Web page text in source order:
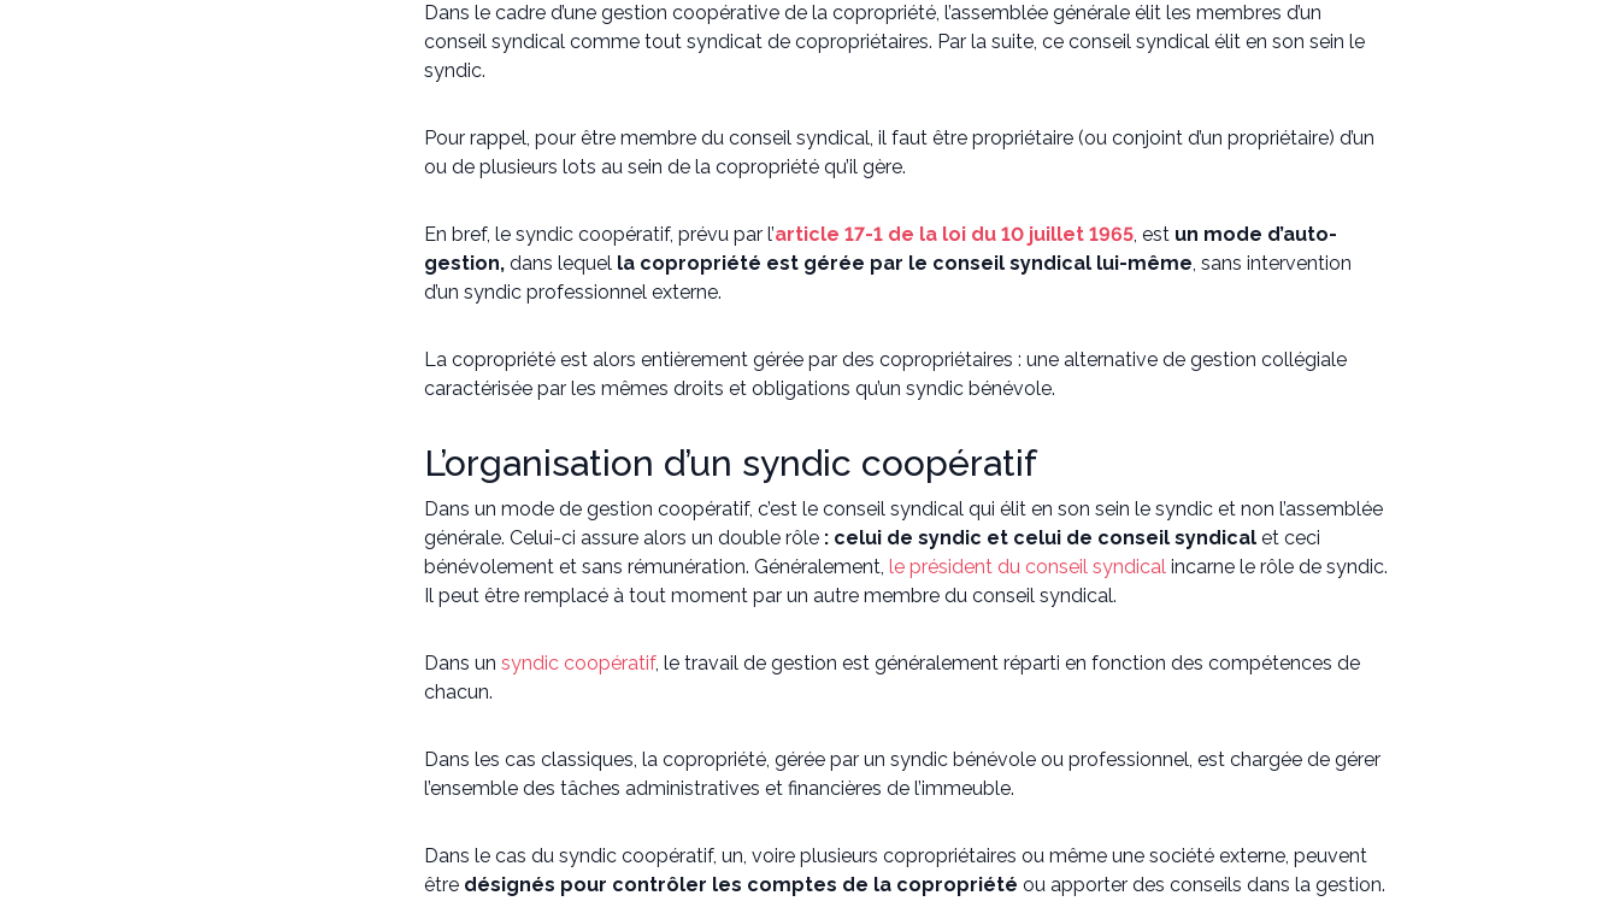
Dans le cadre d’une gestion coopérative de la copropriété, l’assemblée générale élit les membres d’un
conseil syndical comme tout syndicat de copropriétaires. Par la suite, ce conseil syndical élit en son sein le
syndic.
Pour rappel, pour être membre du conseil syndical, il faut être propriétaire (ou conjoint d’un propriétaire) d’un
ou de plusieurs lots au sein de la copropriété qu’il gère.
En bref, le syndic coopératif, prévu par l’article 17-1 de la loi du 10 juillet 1965, est un mode d’auto-
gestion, dans lequel la copropriété est gérée par le conseil syndical lui-même, sans intervention
d’un syndic professionnel externe.
La copropriété est alors entièrement gérée par des copropriétaires : une alternative de gestion collégiale
caractérisée par les mêmes droits et obligations qu’un syndic bénévole.
L’organisation d’un syndic coopératif
Dans un mode de gestion coopératif, c’est le conseil syndical qui élit en son sein le syndic et non l’assemblée
générale. Celui-ci assure alors un double rôle : celui de syndic et celui de conseil syndical et ceci
bénévolement et sans rémunération. Généralement, le président du conseil syndical incarne le rôle de syndic.
Il peut être remplacé à tout moment par un autre membre du conseil syndical.
Dans un syndic coopératif, le travail de gestion est généralement réparti en fonction des compétences de
chacun.
Dans les cas classiques, la copropriété, gérée par un syndic bénévole ou professionnel, est chargée de gérer
l’ensemble des tâches administratives et financières de l’immeuble.
Dans le cas du syndic coopératif, un, voire plusieurs copropriétaires ou même une société externe, peuvent
être désignés pour contrôler les comptes de la copropriété ou apporter des conseils dans la gestion.